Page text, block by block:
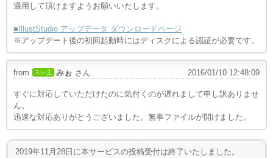
適用して頂けますようお願いいたします。
■IllustStudio アップデータ ダウンロードページ
※アップデート後の初回起動時にはディスクによる認証が必要です。
from スレ主 みぉ さん 2016/01/10 12:48:09
すぐに対応していただけたのに気付くのが遅れまして申し訳ありませ
ん。
迅速な対応ありがとうございました。無事ファイルが開けました。
2019年11月28日に本サービスの投稿受付は終了いたしました。